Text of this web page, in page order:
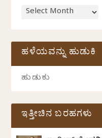
ಹಳೆಯವನ್ನು ಹುಡುಕಿ
ಇತ್ತೀಚಿನ ಬರಹಗಳು